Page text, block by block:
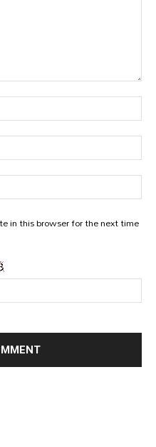
in this browser for the next time